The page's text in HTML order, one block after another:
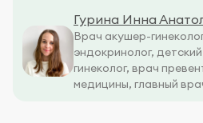
Гурина Инна
Врач акушер-
эндокринолог,
гинеколог, врач
медицины, главный